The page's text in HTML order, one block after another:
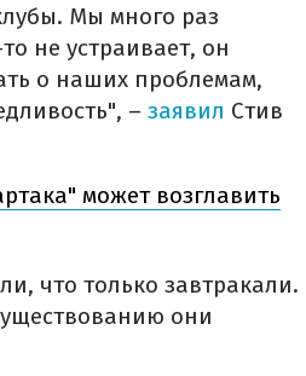
Мы много раз
не устраивает, он
о наших проблемам,
– заявил Стив
может возглавить
что только завтракали.
они